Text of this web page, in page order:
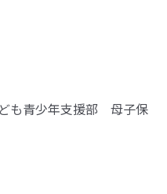
も青少年支援部 母子保